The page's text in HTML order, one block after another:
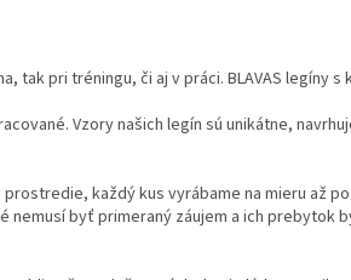
l
d
i
e
tak pri tréningu, či aj v práci. BLAVAS legíny s
Vzory našich legín sú unikátne,
každý kus vyrábame na mieru až
byť primeraný záujem a ich prebytok